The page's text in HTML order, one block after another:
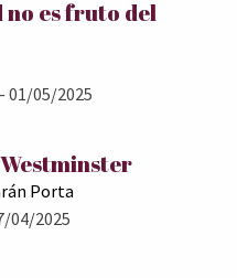
es fruto del
01/05/2025
Porta
04/2025